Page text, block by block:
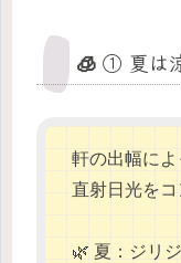
🧊 ① 夏は
軒の出幅によ
直射日光を
🌿 夏：ジリ